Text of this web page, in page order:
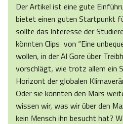
Der Artikel ist eine gute
bietet einen guten Startpunkt
sollte das Interesse der
könnten Clips von “Eine
wollen, in der Al Gore über
vorschlägt, wie trotz allem ein
Horizont der globalen
Oder sie könnten den Mars
wissen wir, was wir über den
kein Mensch ihn besucht hat?